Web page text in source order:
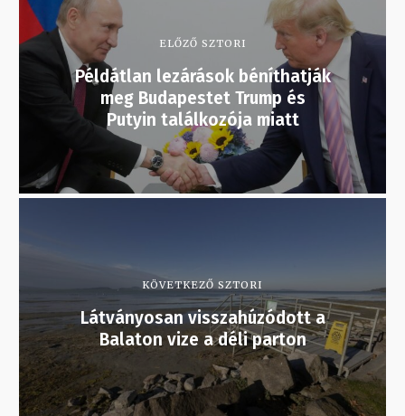
ELŐZŐ SZTORI
Példátlan lezárások béníthatják
meg Budapestet Trump és
Putyin találkozója miatt
KÖVETKEZŐ SZTORI
Látványosan visszahúzódott a
Balaton vize a déli parton